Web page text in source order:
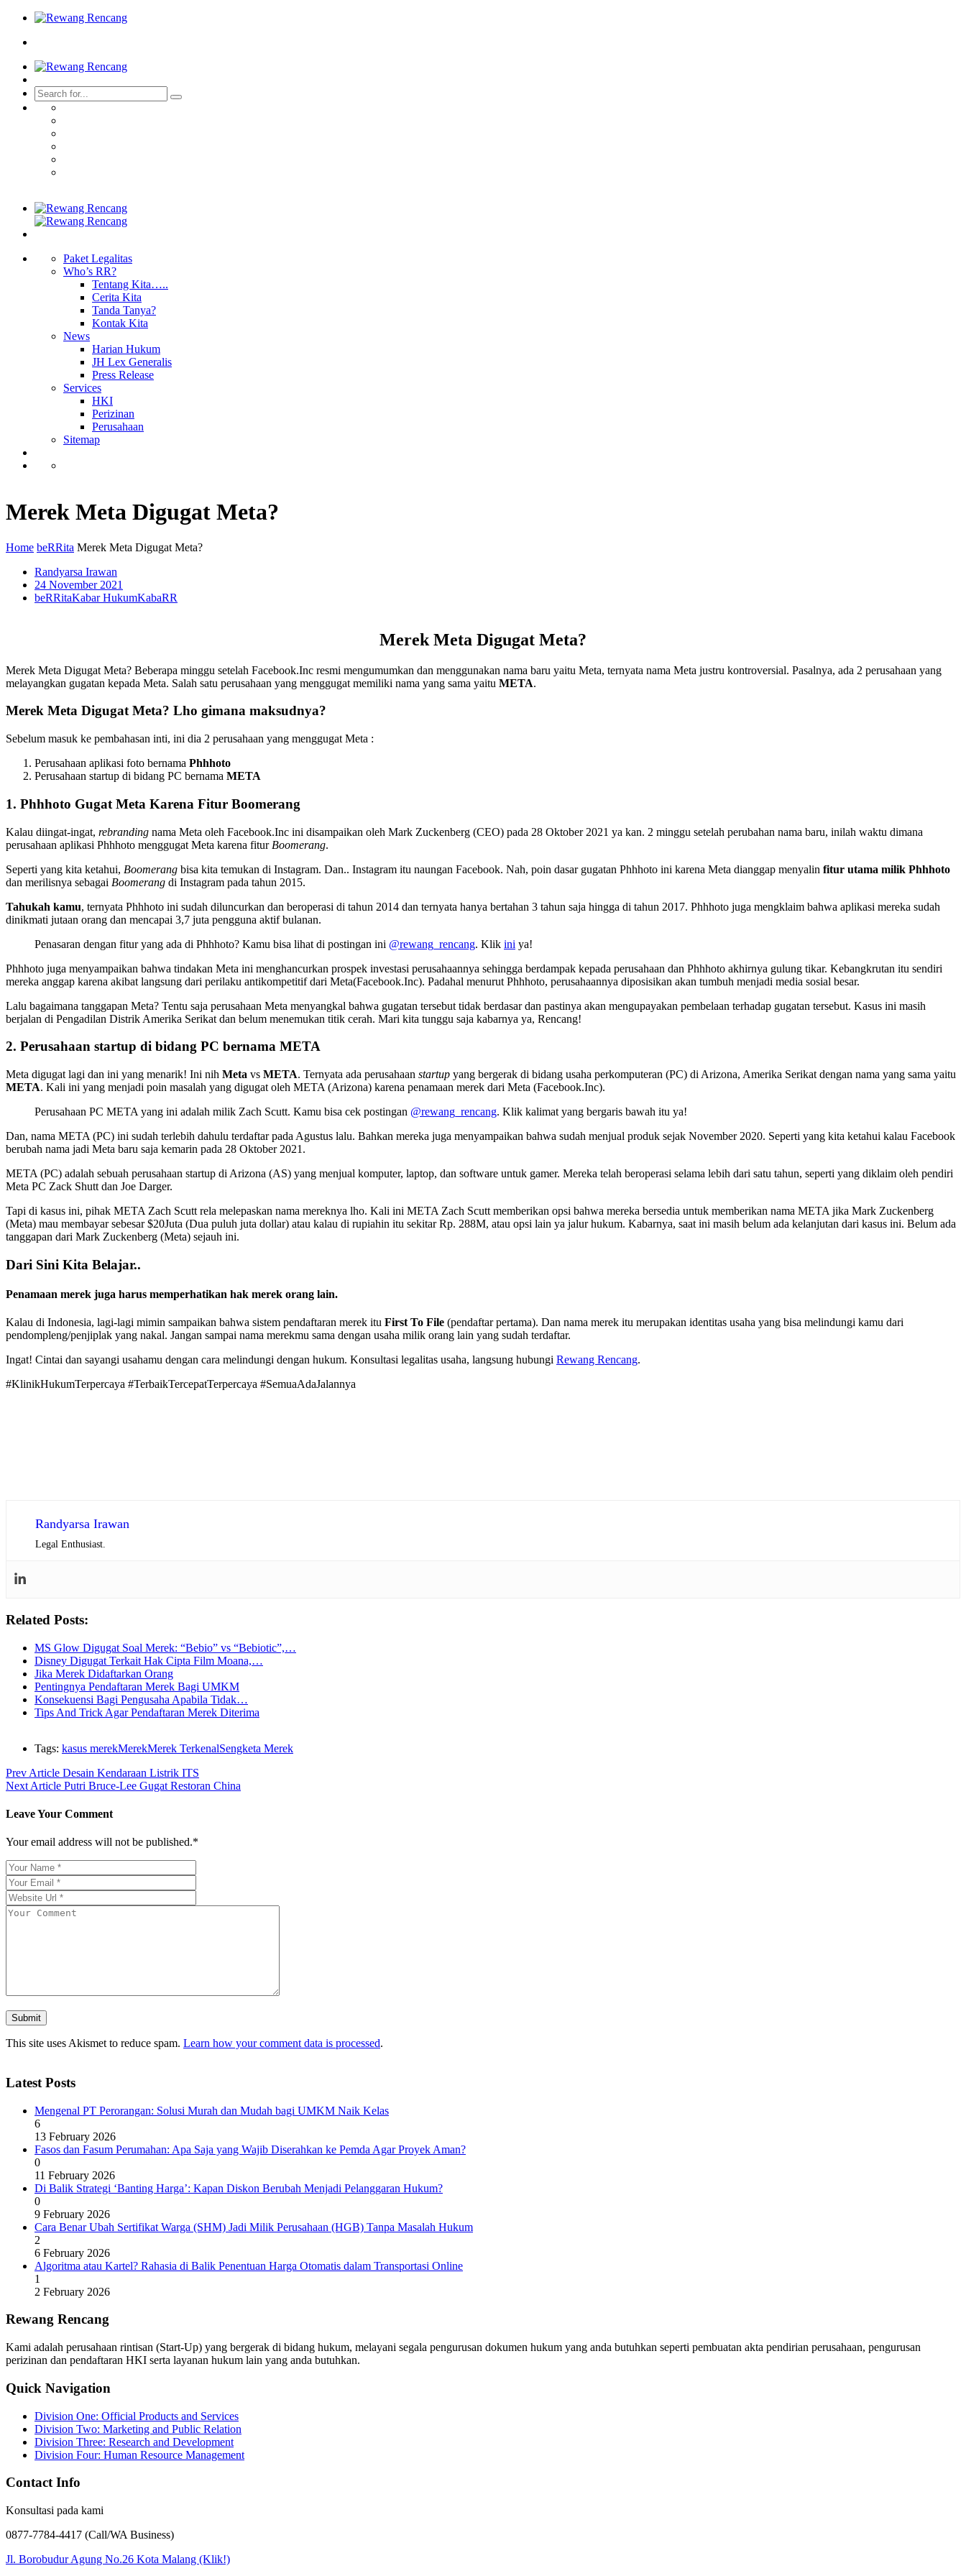
Paket Legalitas
Who’s RR?
Tentang Kita…..
Cerita Kita
Tanda Tanya?
Kontak Kita
News
Harian Hukum
JH Lex Generalis
Press Release
Services
HKI
Perizinan
Perusahaan
Sitemap
Merek Meta Digugat Meta?
Home beRRita Merek Meta Digugat Meta?
Randyarsa Irawan
24 November 2021
beRRitaKabar HukumKabaRR
Merek Meta Digugat Meta?
Merek Meta Digugat Meta? Beberapa minggu setelah Facebook.Inc resmi mengumumkan dan menggunakan nama baru yaitu Meta, ternyata nama Meta justru kontroversial. Pasalnya, ada 2 perusahaan yang
melayangkan gugatan kepada Meta. Salah satu perusahaan yang menggugat memiliki nama yang sama yaitu META.
Merek Meta Digugat Meta? Lho gimana maksudnya?
Sebelum masuk ke pembahasan inti, ini dia 2 perusahaan yang menggugat Meta :
Perusahaan aplikasi foto bernama Phhhoto
Perusahaan startup di bidang PC bernama META
1. Phhhoto Gugat Meta Karena Fitur Boomerang
Kalau diingat-ingat, rebranding nama Meta oleh Facebook.Inc ini disampaikan oleh Mark Zuckenberg (CEO) pada 28 Oktober 2021 ya kan. 2 minggu setelah perubahan nama baru, inilah waktu dimana
perusahaan aplikasi Phhhoto menggugat Meta karena fitur Boomerang.
Seperti yang kita ketahui, Boomerang bisa kita temukan di Instagram. Dan.. Instagram itu naungan Facebook. Nah, poin dasar gugatan Phhhoto ini karena Meta dianggap menyalin fitur utama milik Phhhoto
dan merilisnya sebagai Boomerang di Instagram pada tahun 2015.
Tahukah kamu, ternyata Phhhoto ini sudah diluncurkan dan beroperasi di tahun 2014 dan ternyata hanya bertahan 3 tahun saja hingga di tahun 2017. Phhhoto juga mengklaim bahwa aplikasi mereka sudah
dinikmati jutaan orang dan mencapai 3,7 juta pengguna aktif bulanan.
Penasaran dengan fitur yang ada di Phhhoto? Kamu bisa lihat di postingan ini @rewang_rencang. Klik ini ya!
Phhhoto juga menyampaikan bahwa tindakan Meta ini menghancurkan prospek investasi perusahaannya sehingga berdampak kepada perusahaan dan Phhhoto akhirnya gulung tikar. Kebangkrutan itu sendiri
mereka anggap karena akibat langsung dari perilaku antikompetitif dari Meta(Facebook.Inc). Padahal menurut Phhhoto, perusahaannya diposisikan akan tumbuh menjadi media sosial besar.
Lalu bagaimana tanggapan Meta? Tentu saja perusahaan Meta menyangkal bahwa gugatan tersebut tidak berdasar dan pastinya akan mengupayakan pembelaan terhadap gugatan tersebut. Kasus ini masih
berjalan di Pengadilan Distrik Amerika Serikat dan belum menemukan titik cerah. Mari kita tunggu saja kabarnya ya, Rencang!
2. Perusahaan startup di bidang PC bernama META
Meta digugat lagi dan ini yang menarik! Ini nih Meta vs META. Ternyata ada perusahaan startup yang bergerak di bidang usaha perkomputeran (PC) di Arizona, Amerika Serikat dengan nama yang sama yaitu
META. Kali ini yang menjadi poin masalah yang digugat oleh META (Arizona) karena penamaan merek dari Meta (Facebook.Inc).
Perusahaan PC META yang ini adalah milik Zach Scutt. Kamu bisa cek postingan @rewang_rencang. Klik kalimat yang bergaris bawah itu ya!
Dan, nama META (PC) ini sudah terlebih dahulu terdaftar pada Agustus lalu. Bahkan mereka juga menyampaikan bahwa sudah menjual produk sejak November 2020. Seperti yang kita ketahui kalau Facebook
berubah nama jadi Meta baru saja kemarin pada 28 Oktober 2021.
META (PC) adalah sebuah perusahaan startup di Arizona (AS) yang menjual komputer, laptop, dan software untuk gamer. Mereka telah beroperasi selama lebih dari satu tahun, seperti yang diklaim oleh pendiri
Meta PC Zack Shutt dan Joe Darger.
Tapi di kasus ini, pihak META Zach Scutt rela melepaskan nama mereknya lho. Kali ini META Zach Scutt memberikan opsi bahwa mereka bersedia untuk memberikan nama META jika Mark Zuckenberg
(Meta) mau membayar sebesar $20Juta (Dua puluh juta dollar) atau kalau di rupiahin itu sekitar Rp. 288M, atau opsi lain ya jalur hukum. Kabarnya, saat ini masih belum ada kelanjutan dari kasus ini. Belum ada
tanggapan dari Mark Zuckenberg (Meta) sejauh ini.
Dari Sini Kita Belajar..
Penamaan merek juga harus memperhatikan hak merek orang lain.
Kalau di Indonesia, lagi-lagi mimin sampaikan bahwa sistem pendaftaran merek itu First To File (pendaftar pertama). Dan nama merek itu merupakan identitas usaha yang bisa melindungi kamu dari
pendompleng/penjiplak yang nakal. Jangan sampai nama merekmu sama dengan usaha milik orang lain yang sudah terdaftar.
Ingat! Cintai dan sayangi usahamu dengan cara melindungi dengan hukum. Konsultasi legalitas usaha, langsung hubungi Rewang Rencang.
#KlinikHukumTerpercaya #TerbaikTercepatTerpercaya #SemuaAdaJalannya
Randyarsa Irawan
Legal Enthusiast.
Related Posts:
MS Glow Digugat Soal Merek: “Bebio” vs “Bebiotic”,…
Disney Digugat Terkait Hak Cipta Film Moana,…
Jika Merek Didaftarkan Orang
Pentingnya Pendaftaran Merek Bagi UMKM
Konsekuensi Bagi Pengusaha Apabila Tidak…
Tips And Trick Agar Pendaftaran Merek Diterima
Tags: kasus merekMerekMerek TerkenalSengketa Merek
Prev Article Desain Kendaraan Listrik ITS
Next Article Putri Bruce-Lee Gugat Restoran China
Leave Your Comment
Your email address will not be published.*
This site uses Akismet to reduce spam. Learn how your comment data is processed.
Latest Posts
Mengenal PT Perorangan: Solusi Murah dan Mudah bagi UMKM Naik Kelas
6
13 February 2026
Fasos dan Fasum Perumahan: Apa Saja yang Wajib Diserahkan ke Pemda Agar Proyek Aman?
0
11 February 2026
Di Balik Strategi ‘Banting Harga’: Kapan Diskon Berubah Menjadi Pelanggaran Hukum?
0
9 February 2026
Cara Benar Ubah Sertifikat Warga (SHM) Jadi Milik Perusahaan (HGB) Tanpa Masalah Hukum
2
6 February 2026
Algoritma atau Kartel? Rahasia di Balik Penentuan Harga Otomatis dalam Transportasi Online
1
2 February 2026
Rewang Rencang
Kami adalah perusahaan rintisan (Start-Up) yang bergerak di bidang hukum, melayani segala pengurusan dokumen hukum yang anda butuhkan seperti pembuatan akta pendirian perusahaan, pengurusan
perizinan dan pendaftaran HKI serta layanan hukum lain yang anda butuhkan.
Quick Navigation
Division One: Official Products and Services
Division Two: Marketing and Public Relation
Division Three: Research and Development
Division Four: Human Resource Management
Contact Info
Konsultasi pada kami
0877-7784-4417 (Call/WA Business)
Jl. Borobudur Agung No.26 Kota Malang (Klik!)